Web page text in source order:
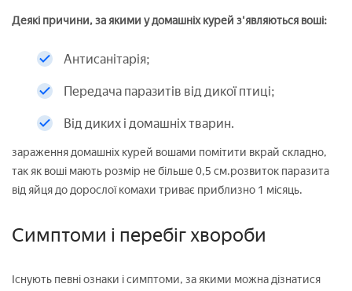
Деякі причини, за якими у домашніх курей з'являються воші:
Антисанітарія;
Передача паразитів від дикої птиці;
Від диких і домашніх тварин.
зараження домашніх курей вошами помітити вкрай складно,
так як воші мають розмір не більше 0,5 см.розвиток паразита
від яйця до дорослої комахи триває приблизно 1 місяць.
Симптоми і перебіг хвороби
Існують певні ознаки і симптоми, за якими можна дізнатися